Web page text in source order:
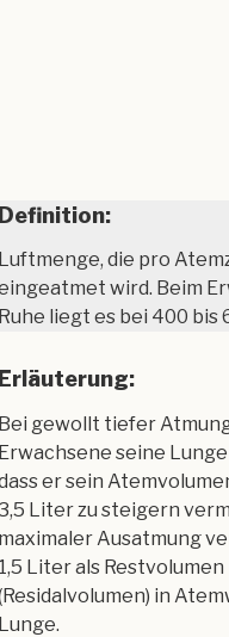
Definition:
Luftmenge, die pro
wird. Beim
Ruhe liegt es bei 400 bis
Erläuterung:
Bei gewollt tiefer
Erwachsene seine
er sein
Liter zu steigern
maximaler Ausatmung
1,5 Liter als Restvolumen
in
Lunge.